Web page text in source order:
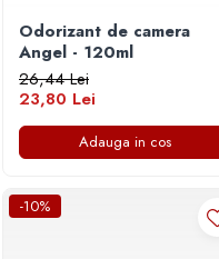
Odorizant de camera
Angel - 120ml
26,44 Lei
23,80 Lei
Adauga in cos
-10%